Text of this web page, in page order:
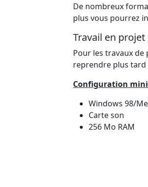
De nombreux
plus vous pourrez
Travail en projet
Pour les travaux
reprendre plus tard
Configuration
Windows 98/
Carte son
256 Mo RAM